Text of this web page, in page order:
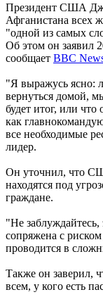
Президент США
Афганистана всех
"одной из самых
Об этом он заявил
сообщает BBC
"Я выражусь ясно:
вернуться домой,
будет итог, или
как
все необходимые
лидер.
Он уточнил, что
находятся под
граждане.
"Не
сопряжена с
проводится в
Также он заверил,
всем, у кого есть